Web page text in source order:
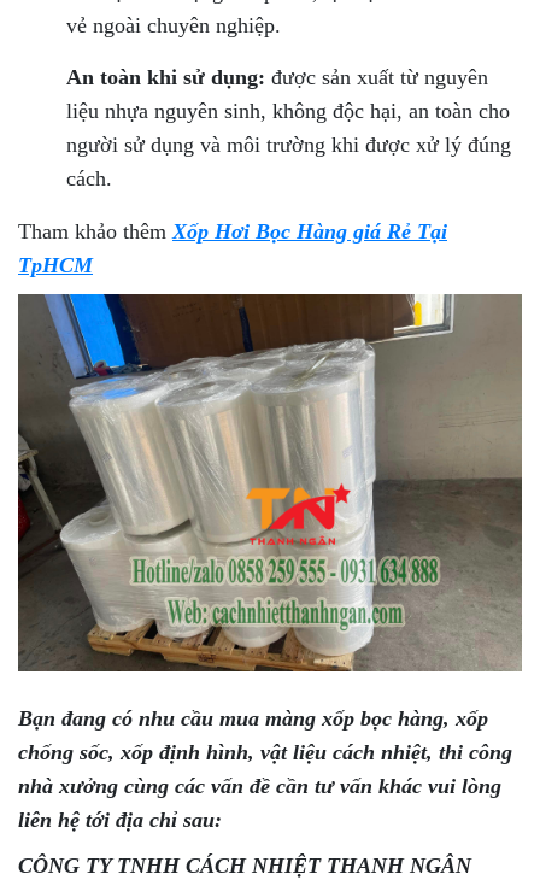
vẻ ngoài chuyên nghiệp.
An toàn khi sử dụng: được sản xuất từ nguyên
liệu nhựa nguyên sinh, không độc hại, an toàn cho
người sử dụng và môi trường khi được xử lý đúng
cách.
Tham khảo thêm Xốp Hơi Bọc Hàng giá Rẻ Tại
TpHCM
Bạn đang có nhu cầu mua màng xốp bọc hàng, xốp
chống sốc, xốp định hình, vật liệu cách nhiệt, thi công
nhà xưởng cùng các vấn đề cần tư vấn khác vui lòng
liên hệ tới địa chỉ sau:
CÔNG TY TNHH CÁCH NHIỆT THANH NGÂN